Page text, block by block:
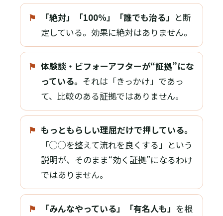
⚑ 「絶対」「100%」「誰でも治る」 と断
定している。効果に絶対はありません。
⚑ 体験談・ビフォーアフターが“証拠”にな
っている。 それは「きっかけ」であっ
て、比較のある証拠ではありません。
⚑ もっともらしい理屈だけで押している。
「◯◯を整えて流れを良くする」という
説明が、そのまま“効く証拠”になるわけ
ではありません。
⚑ 「みんなやっている」「有名人も」 を根